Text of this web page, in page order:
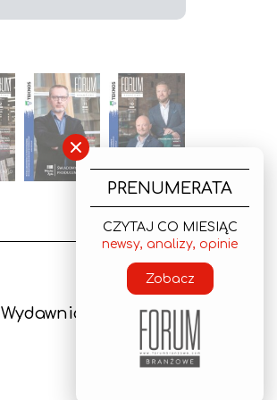
Wydawnictwo
×
PRENUMERATA
CZYTAJ CO MIESIĄC
newsy, analizy, opinie
Zobacz